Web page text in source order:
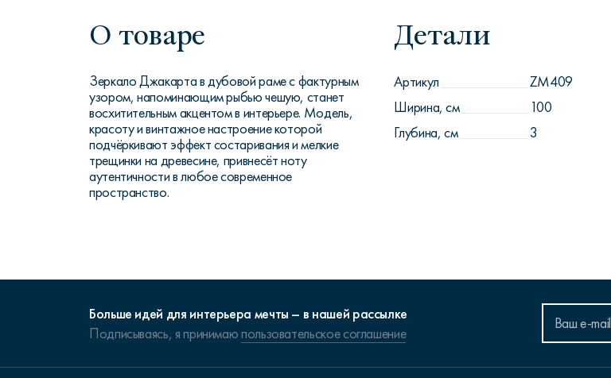
О товаре
Зеркало Джакарта в дубовой раме с фактурным
узором, напоминающим рыбью чешую, станет
восхитительным акцентом в интерьере. Модель,
красоту и винтажное настроение которой
подчёркивают эффект состаривания и мелкие
трещинки на древесине, привнесёт ноту
аутентичности в любое современное
пространство.
Детали
Артикул
ZM409
Ширина, см
100
Глубина, см
3
Больше идей для интерьера мечты – в нашей рассылке
Подписываясь, я принимаюпользовательское соглашение